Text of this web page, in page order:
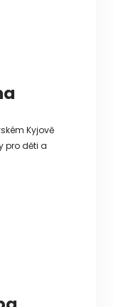
Kyjově
pro děti a